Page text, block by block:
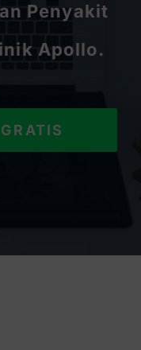
Penyakit
Apollo.